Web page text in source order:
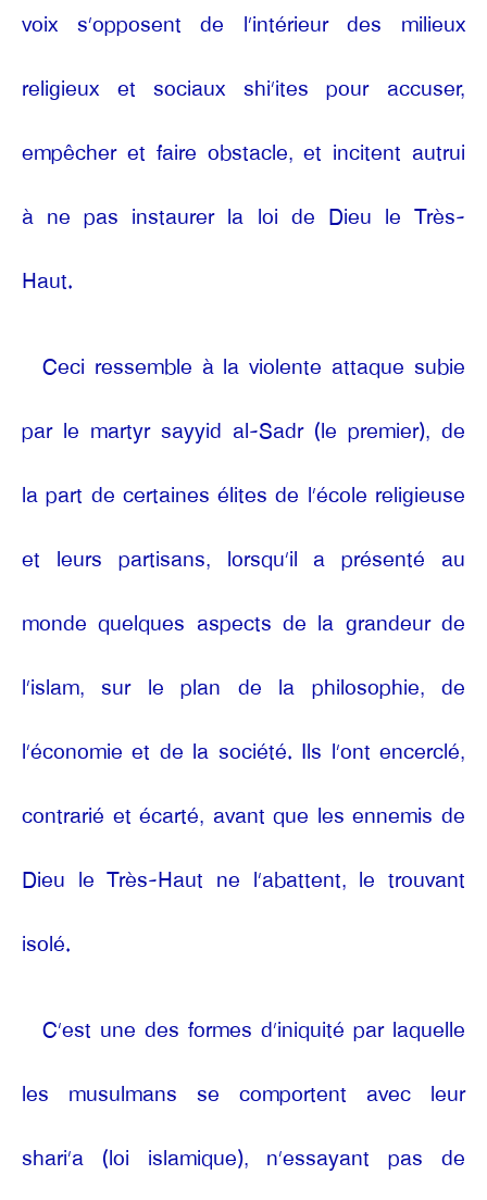
voix s’opposent de l’intérieur des milieux
religieux et sociaux shi’ites pour accuser,
empêcher et faire obstacle, et incitent autrui
à ne pas instaurer la loi de Dieu le Très-
Haut.
Ceci ressemble à la violente attaque subie
par le martyr sayyid al-Sadr (le premier), de
la part de certaines élites de l’école religieuse
et leurs partisans, lorsqu’il a présenté au
monde quelques aspects de la grandeur de
l’islam, sur le plan de la philosophie, de
l’économie et de la société. Ils l’ont encerclé,
contrarié et écarté, avant que les ennemis de
Dieu le Très-Haut ne l’abattent, le trouvant
isolé.
C’est une des formes d’iniquité par laquelle
les musulmans se comportent avec leur
shari’a (loi islamique), n’essayant pas de